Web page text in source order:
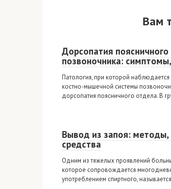
Вам
Дорсопатия
позвоночника:
Патология, при которой
костно-мышечной системы
дорсопатия поясничного отдела. В
Вывод из запоя: методы,
средства
Одним из тяжелых проявлений
которое сопровождается
употреблением спиртного,